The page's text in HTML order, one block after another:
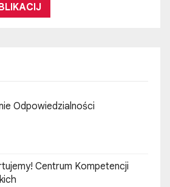
Odpowiedzialności
Centrum Kompetencji